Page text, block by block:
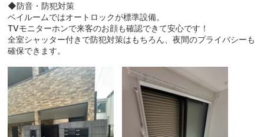
◆防音・防犯対策
ベイルームではオートロックが標準設備。
TVモニターホンで来客のお顔も確認できて安心です！
全室シャッター付きで防犯対策はもちろん、夜間のプライバシーも
確保できます。